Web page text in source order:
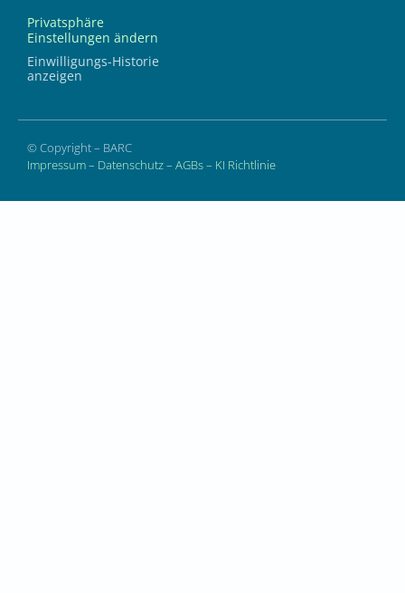
Privatsphäre
Einstellungen ändern
Einwilligungs-Historie
anzeigen
© Copyright – BARC
Impressum– Datenschutz– AGBs– KI Richtlinie